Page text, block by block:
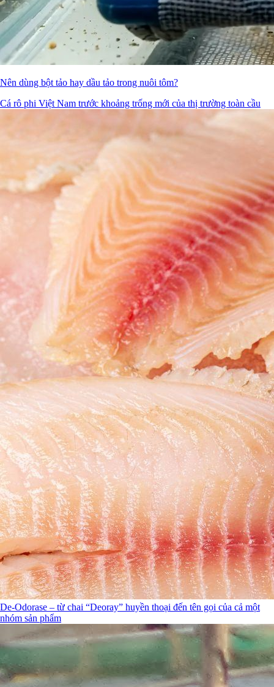
Nên dùng bột tảo hay dầu tảo trong nuôi tôm?
Cá rô phi Việt Nam trước khoảng trống mới của thị trường toàn cầu
De-Odorase – từ chai “Deoray” huyền thoại đến tên gọi của cả một
nhóm sản phẩm